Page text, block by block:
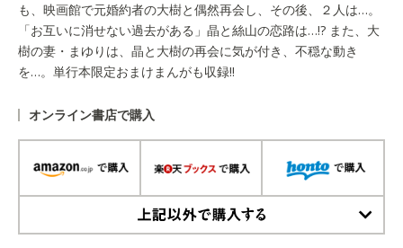
も、映画館で元婚約者の大樹と偶然再会し、その後、２人は…。
「お互いに消せない過去がある」晶と絲山の恋路は…!? また、大
樹の妻・まゆりは、晶と大樹の再会に気が付き、不穏な動き
を…。単行本限定おまけまんがも収録!!
オンライン書店で購入